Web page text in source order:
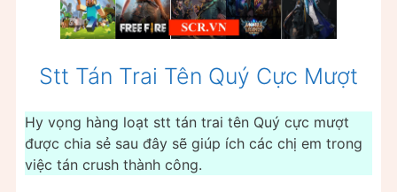
Stt Tán Trai Tên Quý Cực Mượt
Hy vọng hàng loạt stt tán trai tên Quý cực mượt
được chia sẻ sau đây sẽ giúp ích các chị em trong
việc tán crush thành công.